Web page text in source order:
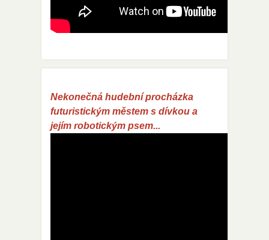
Nekonečná hudební procházka
futuristickým městem s dívkou a
jejím robotickým psem...